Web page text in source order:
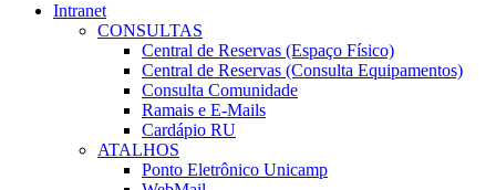
Intranet
CONSULTAS
Central de Reservas (Espaço Físico)
Central de Reservas (Consulta Equipamentos)
Consulta Comunidade
Ramais e E-Mails
Cardápio RU
ATALHOS
Ponto Eletrônico Unicamp